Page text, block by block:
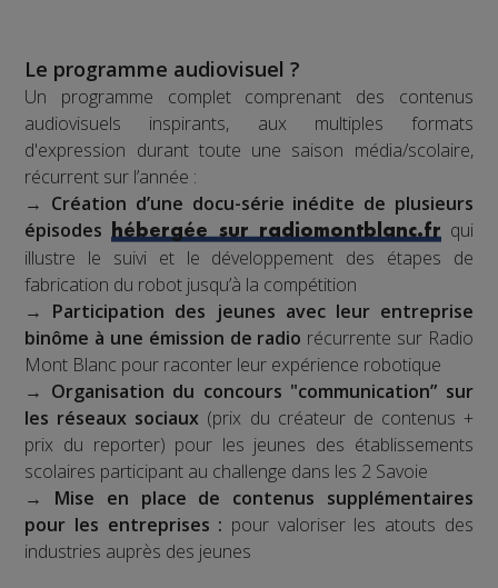
Le programme audiovisuel ?
Un programme complet comprenant des contenus
audiovisuels inspirants, aux multiples formats
d'expression durant toute une saison média/scolaire,
récurrent sur l’année :
→ Création d’une docu-série inédite de plusieurs
épisodes
hébergée sur radiomontblanc.frqui
illustre le suivi et le développement des étapes de
fabrication du robot jusqu’à la compétition
→ Participation des jeunes avec leur entreprise
binôme à une émission de radio récurrente sur Radio
Mont Blanc pour raconter leur expérience robotique
→ Organisation du concours "communication” sur
les réseaux sociaux (prix du créateur de contenus +
prix du reporter) pour les jeunes des établissements
scolaires participant au challenge dans les 2 Savoie
→ Mise en place de contenus supplémentaires
pour les entreprises : pour valoriser les atouts des
industries auprès des jeunes